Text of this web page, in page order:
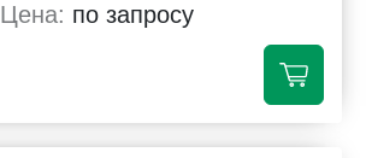
по запросу